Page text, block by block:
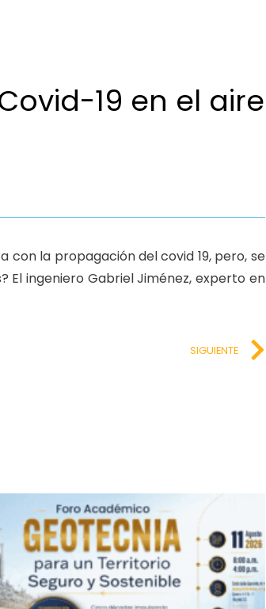
19 en el aire
con la propagación del covid 19, pero, se
El ingeniero Gabriel Jiménez, experto en
SIGUIENTE